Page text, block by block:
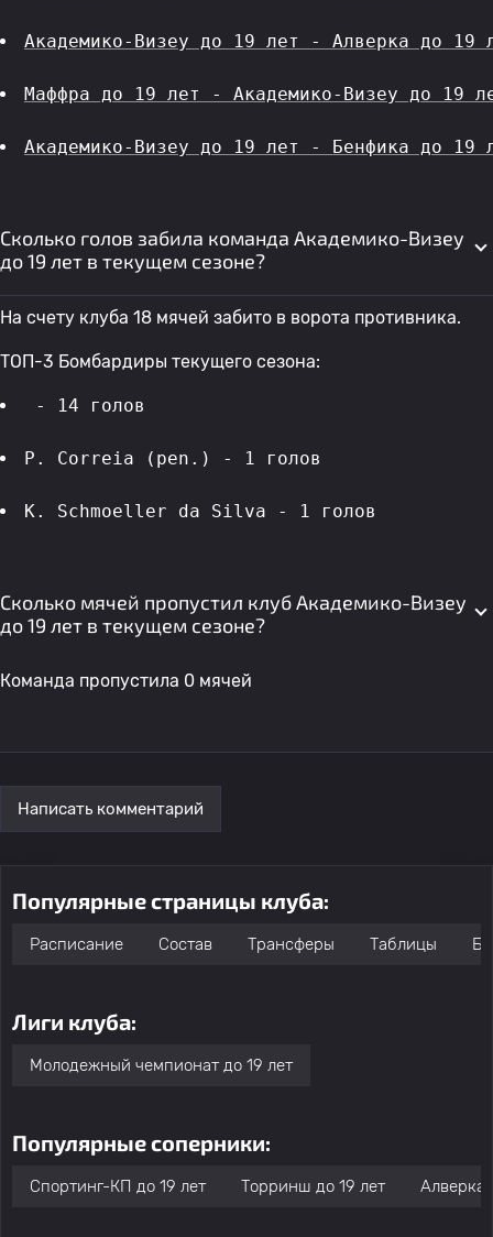
Академико-Визеу до 19 лет - Алверка до 19
Маффра до 19 лет - Академико-Визеу до 19
Академико-Визеу до 19 лет - Бенфика до 19
Сколько голов забила команда Академико-Визеу
до 19 лет в текущем сезоне?
На счету клуба 18 мячей забито в ворота противника.
ТОП-3 Бомбардиры текущего сезона:
- 14 голов
P. Correia (pen.) - 1 голов
K. Schmoeller da Silva - 1 голов
Сколько мячей пропустил клуб Академико-Визеу
до 19 лет в текущем сезоне?
Команда пропустила 0 мячей
Написать комментарий
Популярные страницы клуба:
Расписание Состав Трансферы Таблицы
Лиги клуба:
Молодежный чемпионат до 19 лет
Популярные соперники:
Спортинг-КП до 19 лет Торринш до 19 лет Алверка